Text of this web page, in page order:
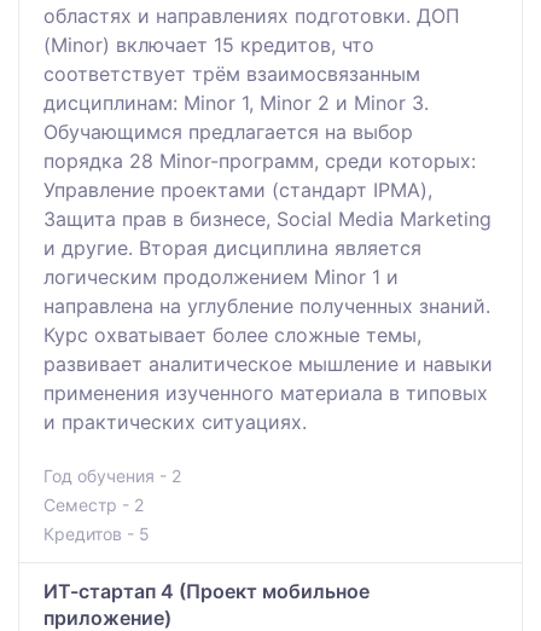
областях и направлениях подготовки. ДОП
(Minor) включает 15 кредитов, что
соответствует трём взаимосвязанным
дисциплинам: Minor 1, Minor 2 и Minor 3.
Обучающимся предлагается на выбор
порядка 28 Minor-программ, среди которых:
Управление проектами (стандарт IPMA),
Защита прав в бизнесе, Social Media Marketing
и другие. Вторая дисциплина является
логическим продолжением Minor 1 и
направлена на углубление полученных знаний.
Курс охватывает более сложные темы,
развивает аналитическое мышление и навыки
применения изученного материала в типовых
и практических ситуациях.
Год обучения - 2
Семестр - 2
Кредитов - 5
ИТ-стартап 4 (Проект мобильное
приложение)